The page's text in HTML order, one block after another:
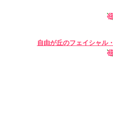
自由が丘のフェイシャル・